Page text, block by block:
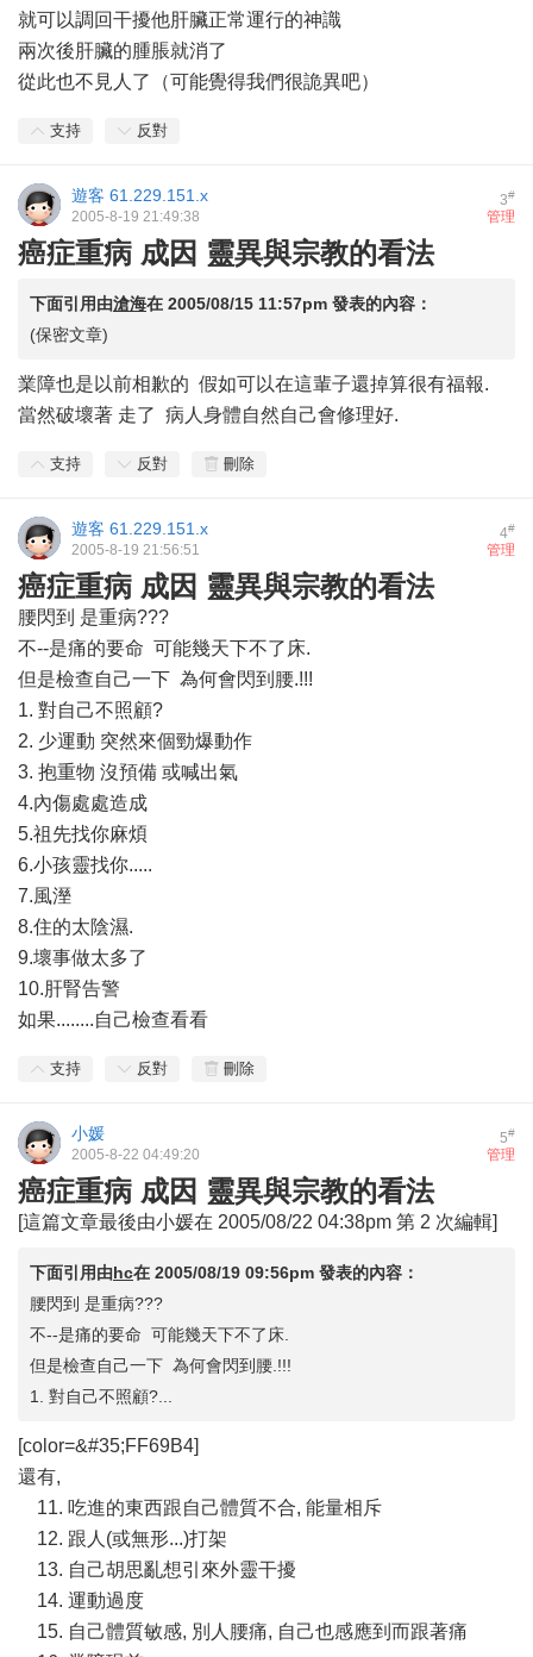
就可以調回干擾他肝臟正常運行的神識
兩次後肝臟的腫脹就消了
從此也不見人了（可能覺得我們很詭異吧）
支持 反對
3#
遊客 61.229.151.x
管理
2005-8-19 21:49:38
癌症重病 成因 靈異與宗教的看法
下面引用由滄海在 2005/08/15 11:57pm 發表的內容：
(保密文章)
業障也是以前相歉的 假如可以在這輩子還掉算很有福報.
當然破壞著 走了 病人身體自然自己會修理好.
支持 反對 刪除
4#
遊客 61.229.151.x
管理
2005-8-19 21:56:51
癌症重病 成因 靈異與宗教的看法
腰閃到 是重病???
不--是痛的要命 可能幾天下不了床.
但是檢查自己一下 為何會閃到腰.!!!
1. 對自己不照顧?
2. 少運動 突然來個勁爆動作
3. 抱重物 沒預備 或喊出氣
4.內傷處處造成
5.祖先找你麻煩
6.小孩靈找你.....
7.風溼
8.住的太陰濕.
9.壞事做太多了
10.肝腎告警
如果........自己檢查看看
支持 反對 刪除
5#
小媛
管理
2005-8-22 04:49:20
癌症重病 成因 靈異與宗教的看法
[這篇文章最後由小媛在 2005/08/22 04:38pm 第 2 次編輯]
下面引用由hc在 2005/08/19 09:56pm 發表的內容：
腰閃到 是重病???
不--是痛的要命 可能幾天下不了床.
但是檢查自己一下 為何會閃到腰.!!!
1. 對自己不照顧?...
[color=&#35;FF69B4]
還有,
11. 吃進的東西跟自己體質不合, 能量相斥
12. 跟人(或無形...)打架
13. 自己胡思亂想引來外靈干擾
14. 運動過度
15. 自己體質敏感, 別人腰痛, 自己也感應到而跟著痛